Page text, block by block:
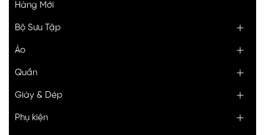
Hàng Mới
Bộ Sưu Tập
Áo
Quần
Giày & Dép
Phụ kiện